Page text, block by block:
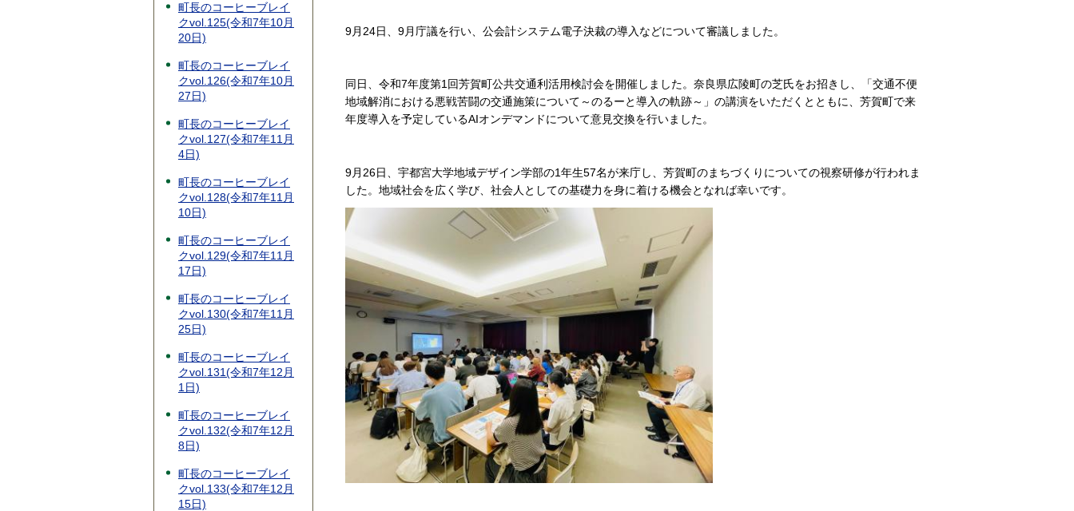
町長のコーヒーブレイ
クvol.125(令和7年10月
20日)
町長のコーヒーブレイ
クvol.126(令和7年10月
27日)
町長のコーヒーブレイ
クvol.127(令和7年11月
4日)
町長のコーヒーブレイ
クvol.128(令和7年11月
10日)
町長のコーヒーブレイ
クvol.129(令和7年11月
17日)
町長のコーヒーブレイ
クvol.130(令和7年11月
25日)
町長のコーヒーブレイ
クvol.131(令和7年12月
1日)
町長のコーヒーブレイ
クvol.132(令和7年12月
8日)
町長のコーヒーブレイ
クvol.133(令和7年12月
15日)
9月24日、9月庁議を行い、公会計システム電子決裁の導入などについて審議しました。
同日、令和7年度第1回芳賀町公共交通利活用検討会を開催しました。奈良県広陵町の芝氏をお招きし、「交通不便
地域解消における悪戦苦闘の交通施策について～のるーと導入の軌跡～」の講演をいただくとともに、芳賀町で来
年度導入を予定しているAIオンデマンドについて意見交換を行いました。
9月26日、宇都宮大学地域デザイン学部の1年生57名が来庁し、芳賀町のまちづくりについての視察研修が行われま
した。地域社会を広く学び、社会人としての基礎力を身に着ける機会となれば幸いです。